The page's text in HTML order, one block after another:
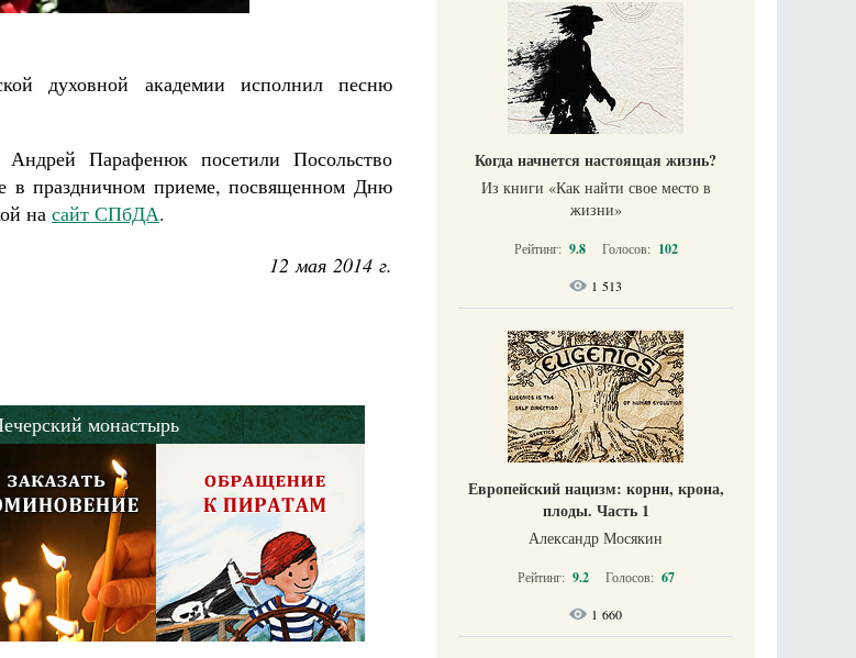
духовной академии исполнил песню
Парафенюк посетили Посольство
в праздничном приеме, посвященном Дню
на сайт СПбДА.
12 мая 2014 г.
монастырь
Когда начнется настоящая жизнь?
Из книги «Как найти свое место в
жизни​»
Рейтинг: 9.8 Голосов: 102
1 513
Европейский нацизм: корни, крона,
плоды. Часть 1
Александр Мосякин
Рейтинг: 9.2 Голосов: 67
1 660